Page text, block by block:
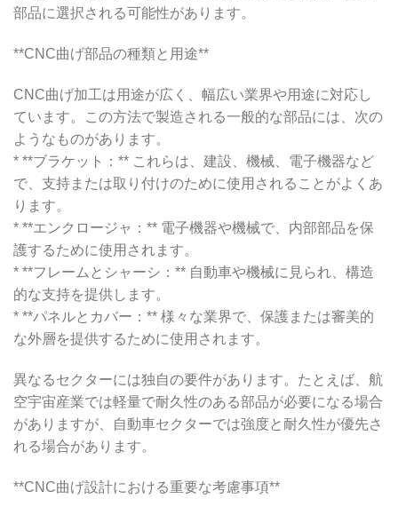
部品に選択される可能性があります。
**CNC曲げ部品の種類と用途**
CNC曲げ加工は用途が広く、幅広い業界や用途に対応し
ています。この方法で製造される一般的な部品には、次の
ようなものがあります。
* **ブラケット：** これらは、建設、機械、電子機器など
で、支持または取り付けのために使用されることがよくあ
ります。
* **エンクロージャ：** 電子機器や機械で、内部部品を保
護するために使用されます。
* **フレームとシャーシ：** 自動車や機械に見られ、構造
的な支持を提供します。
* **パネルとカバー：** 様々な業界で、保護または審美的
な外層を提供するために使用されます。
異なるセクターには独自の要件があります。たとえば、航
空宇宙産業では軽量で耐久性のある部品が必要になる場合
がありますが、自動車セクターでは強度と耐久性が優先さ
れる場合があります。
**CNC曲げ設計における重要な考慮事項**